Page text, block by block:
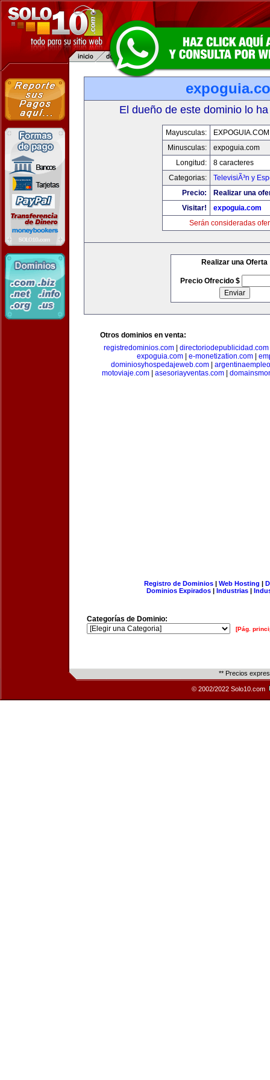
El dueño de este dominio lo
Mayusculas:
EXPOGUIA.COM
Minusculas:
expoguia.com
Longitud:
8 caracteres
Categorias:
TelevisiÃ³n y
Precio:
Realizar una
Visitar!
expoguia.com
Serán consideradas
Realizar una Oferta
Precio Ofrecido $
Otros dominios en venta:
registredominios.com| directoriodepublicidad.com
expoguia.com| e-monetization.com|
dominiosyhospedajeweb.com
motoviaje.com
asesoriayventas.com
Registro de Dominios| Web Hosting |
Dominios Expirados | Industrias |
Categorías de Dominio:
[Pág.
** Precios
© 2002/2022 Solo10.com